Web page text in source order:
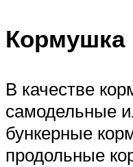
Кормушка
В качестве
самодельные
бункерные
продольные